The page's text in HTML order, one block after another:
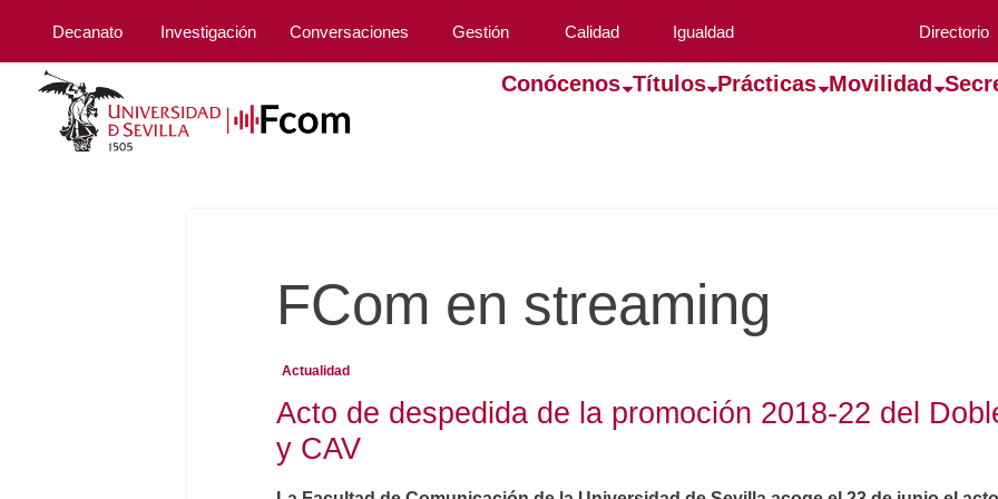
Decanato Investigación Conversaciones Gestión Calidad Igualdad Directorio
Conócenos Títulos Prácticas Movilidad
FCom en streaming
Actualidad
Acto de despedida de la promoción 2018-22 del
y CAV